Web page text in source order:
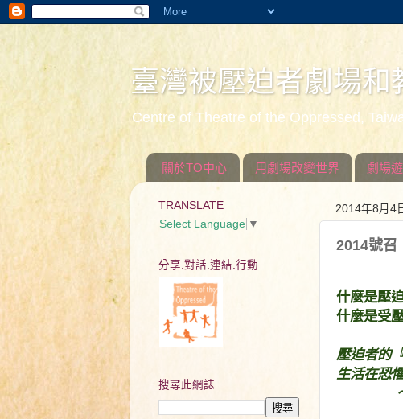
臺灣被壓迫者劇場和
Centre of Theatre of the Oppressed,
關於TO中心 用劇場改變世界 劇場
2014年8月4
2014號
什麼
什麼是受
壓迫者的
生活在恐
～～～
TRANSLATE
Select Language ▼
分享.對話.連結.行動
搜尋此網誌